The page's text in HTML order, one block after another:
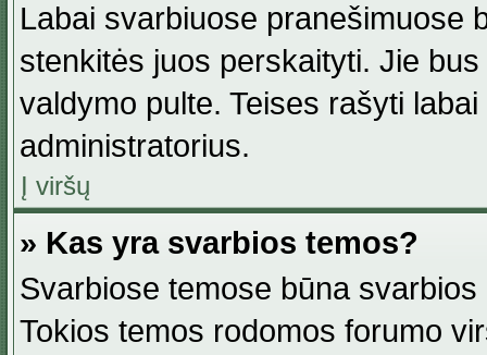
Labai svarbiuose pranešimuose
stenkitės juos perskaityti. Jie
valdymo pulte. Teises rašyti
administratorius.
Į viršų
» Kas yra svarbios temos?
Svarbiose temose būna
Tokios temos rodomos forumo